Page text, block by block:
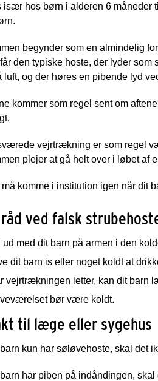
især hos børn i alderen 6 måneder
begynder som en almindelig
den typiske hoste, der lyder
luft, og der høres en pibende lyd
kommer som regel sent om
vejrtrækning er som regel
plejer at gå helt over i løbet af
må komme i institution igen når
ved falsk
ud med dit barn på armen i den
dit barn is eller noget koldt at
vejrtrækningen letter, kan dit
bør være koldt.
til læge eller sygehus
kun har søløvehoste, skal det
har piben på indåndingen,